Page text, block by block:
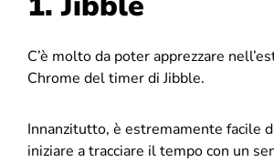
C’è molto da poter apprezzare
Chrome del timer di Jibble.
Innanzitutto, è estremamente facile
iniziare a tracciare il tempo con un